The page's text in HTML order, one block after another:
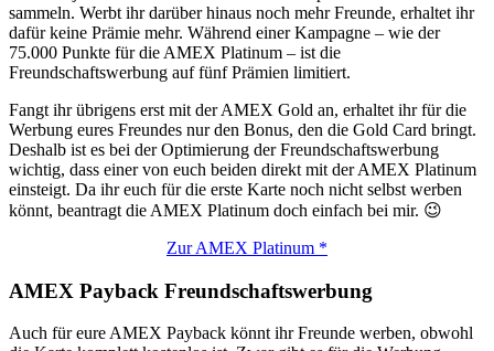
sammeln. Werbt ihr darüber hinaus noch mehr Freunde, erhaltet ihr
dafür keine Prämie mehr. Während einer Kampagne – wie der
75.000 Punkte für die AMEX Platinum – ist die
Freundschaftswerbung auf fünf Prämien limitiert.
Fangt ihr übrigens erst mit der AMEX Gold an, erhaltet ihr für die
Werbung eures Freundes nur den Bonus, den die Gold Card bringt.
Deshalb ist es bei der Optimierung der Freundschaftswerbung
wichtig, dass einer von euch beiden direkt mit der AMEX Platinum
einsteigt. Da ihr euch für die erste Karte noch nicht selbst werben
könnt, beantragt die AMEX Platinum doch einfach bei mir. 😉
Zur AMEX Platinum *
AMEX Payback Freundschaftswerbung
Auch für eure AMEX Payback könnt ihr Freunde werben, obwohl